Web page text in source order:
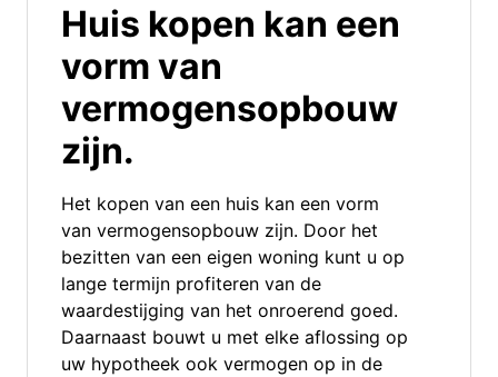
Huis kopen kan een
vorm van
vermogensopbouw
zijn.
Het kopen van een huis kan een vorm
van vermogensopbouw zijn. Door het
bezitten van een eigen woning kunt u op
lange termijn profiteren van de
waardestijging van het onroerend goed.
Daarnaast bouwt u met elke aflossing op
uw hypotheek ook vermogen op in de